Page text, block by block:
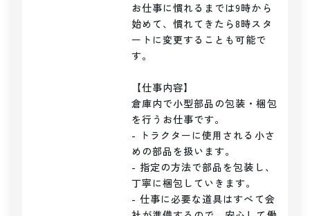
お仕事に慣れるまでは9時から
始めて、慣れてきたら8時スタ
ートに変更することも可能で
す。
【仕事内容】
倉庫内で小型部品の包装・梱包
を行うお仕事です。
- トラクターに使用される小さ
めの部品を扱います。
- 指定の方法で部品を包装し、
丁寧に梱包していきます。
- 仕事に必要な道具はすべて会